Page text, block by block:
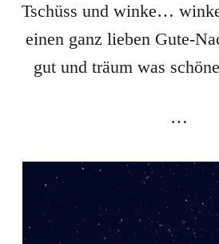
Tschüss und winke…
einen ganz lieben Gute-
gut und träum was
…